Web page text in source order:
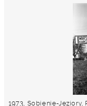
1973, Sobienie-Jeziory,